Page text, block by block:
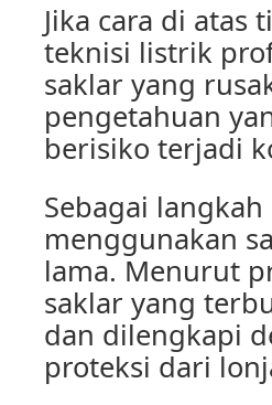
Jika cara di atas
teknisi listrik
saklar yang
pengetahuan
berisiko terjadi
Sebagai
menggunakan
lama. Menurut
saklar yang
dan dilengkapi
proteksi dari